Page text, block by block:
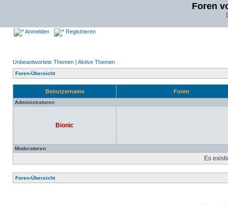
Foren
Anmelden Registrieren
Unbeantwortete Themen | Aktive Themen
Foren-Übersicht
Benutzername Foren
Administratoren
Bionic
Moderatoren
Es
Foren-Übersicht